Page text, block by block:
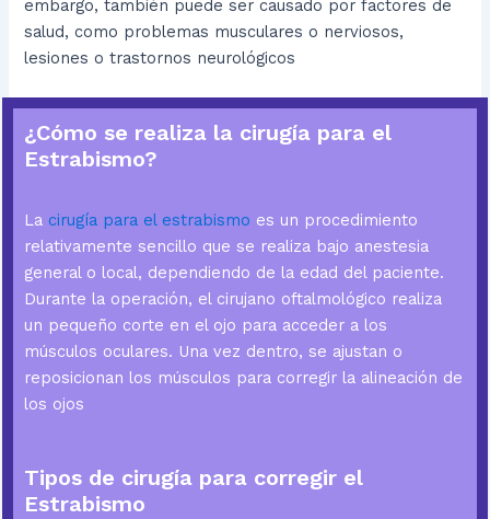
embargo, también puede ser causado por factores de
salud, como problemas musculares o nerviosos,
lesiones o trastornos neurológicos
¿Cómo se realiza la cirugía para el
Estrabismo?
La cirugía para el estrabismo es un procedimiento
relativamente sencillo que se realiza bajo anestesia
general o local, dependiendo de la edad del paciente.
Durante la operación, el cirujano oftalmológico realiza
un pequeño corte en el ojo para acceder a los
músculos oculares. Una vez dentro, se ajustan o
reposicionan los músculos para corregir la alineación de
los ojos
Tipos de cirugía para corregir el
Estrabismo